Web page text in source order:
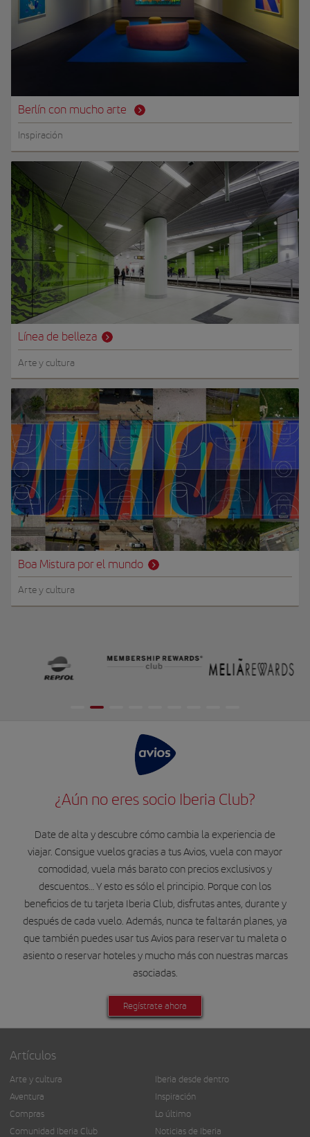
Berlín con mucho arte
Inspiración
Línea de belleza
Arte y cultura
Boa Mistura por el mundo
Arte y cultura
¿Aún no eres socio Iberia Club?
Date de alta y descubre cómo cambia la experiencia de
viajar. Consigue vuelos gracias a tus Avios, vuela con mayor
comodidad, vuela más barato con precios exclusivos y
descuentos… Y esto es sólo el principio. Porque con los
beneficios de tu tarjeta Iberia Club, disfrutas antes, durante y
después de cada vuelo. Además, nunca te faltarán planes, ya
que también puedes usar tus Avios para reservar tu maleta o
asiento o reservar hoteles y mucho más con nuestras marcas
asociadas.
Regístrate ahora
Artículos
Arte y cultura
Aventura
Compras
Comunidad Iberia Club
Iberia desde dentro
Inspiración
Lo último
Noticias de Iberia